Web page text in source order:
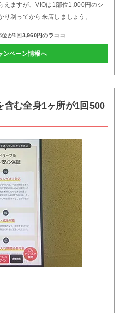
えますが、VIOは1部位1,000円のシ
剃ってから来店しましょう。
が1回3,960円のラココ
ンペーン情報へ
含む全身1ヶ所が1回500